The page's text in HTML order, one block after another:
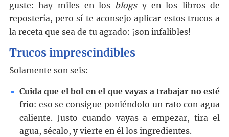
guste: hay miles en los blogsy en los libros de
repostería, pero sí te aconsejo aplicar estos trucos a
la receta que sea de tu agrado: ¡son infalibles!
Trucos imprescindibles
Solamente son seis:
Cuida que el bol en el que vayas a trabajar no esté
frio: eso se consigue poniéndolo un rato con agua
caliente. Justo cuando vayas a empezar, tira el
agua, sécalo, y vierte en él los ingredientes.